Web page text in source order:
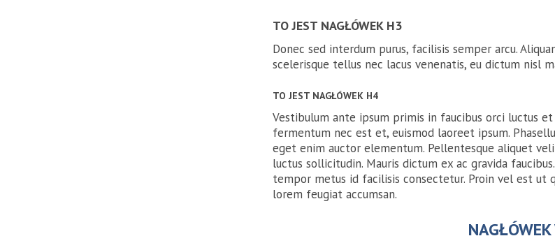
TO JEST NAGŁÓWEK H3
Donec sed interdum purus, facilisis semper arcu.
scelerisque tellus nec lacus venenatis, eu dictum nisl
TO JEST NAGŁÓWEK H4
Vestibulum ante ipsum primis in faucibus orci luctus
fermentum nec est et, euismod laoreet ipsum.
eget enim auctor elementum. Pellentesque aliquet
luctus sollicitudin. Mauris dictum ex ac gravida
tempor metus id facilisis consectetur. Proin vel est ut
lorem feugiat accumsan.